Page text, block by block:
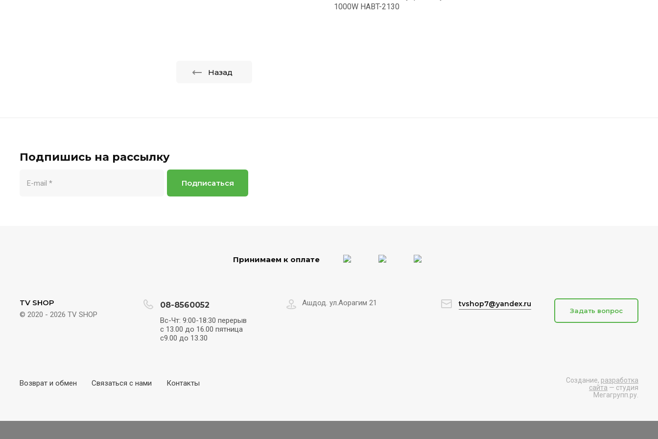
Назад
Подпишись на рассылку
Подписаться
Принимаем к оплате
TV SHOP
© 2020 - 2026 TV SHOP
08-8560052
Вс-Чт: 9:00-18:30 перерыв
с 13.00 до 16.00 пятница
с9.00 до 13.30
Ашдод. ул.Аорагим 21 tvshop7@yandex.ru
Задать вопрос
Возврат и обмен Связаться с нами Контакты Создание, разработка
сайта — студия
Мегагрупп.ру.